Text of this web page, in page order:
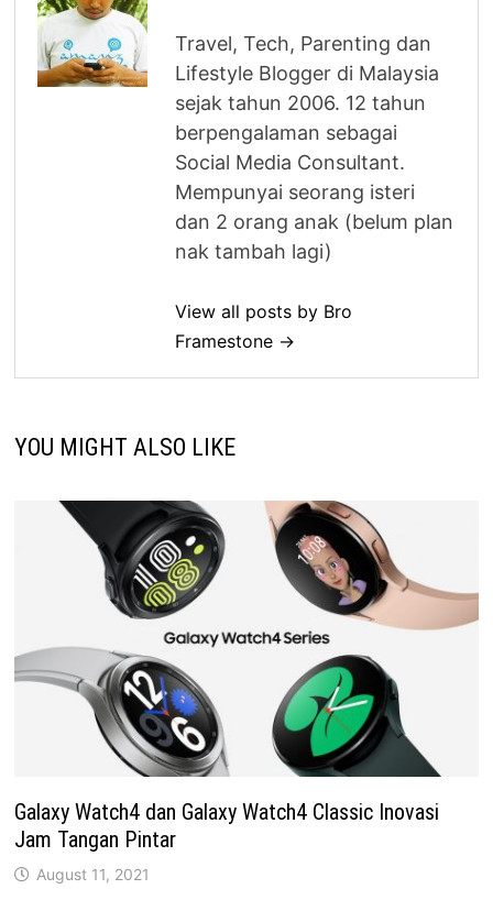
Travel, Tech, Parenting dan
Lifestyle Blogger di Malaysia
sejak tahun 2006. 12 tahun
berpengalaman sebagai
Social Media Consultant.
Mempunyai seorang isteri
dan 2 orang anak (belum plan
nak tambah lagi)
View all posts by Bro
Framestone →
YOU MIGHT ALSO LIKE
Galaxy Watch4 dan Galaxy Watch4 Classic Inovasi
Jam Tangan Pintar
August 11, 2021